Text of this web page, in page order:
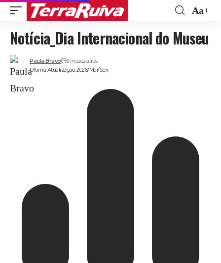
Resizer
Aa
Notícia_Dia Internacional do Museu
Última Atualização: 2026/Mai/Sex
Paula Bravo 3 meses atrás